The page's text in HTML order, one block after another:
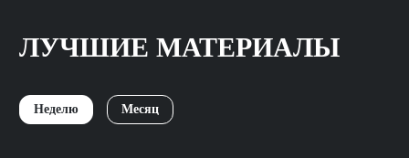
ЛУЧШИЕ МАТЕРИАЛЫ
Неделю Месяц